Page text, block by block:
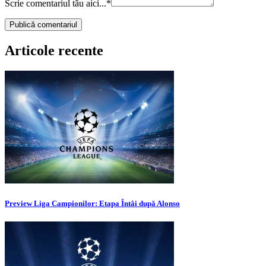
Scrie comentariul tău aici...*
Articole recente
Preview Liga Campionilor: Etapa Întâi după Alonso